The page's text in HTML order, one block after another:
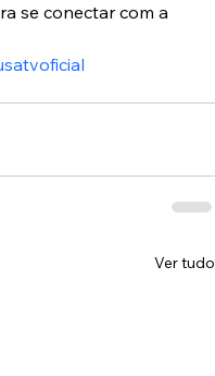
se conectar com a
Ver tudo